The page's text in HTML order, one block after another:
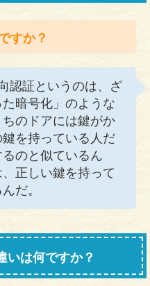
すか？
認証というのは、ざ
暗号化」のような
のドアには鍵がか
を持っている人だ
のと似ているん
正しい鍵を持って
だ。
いは何ですか？